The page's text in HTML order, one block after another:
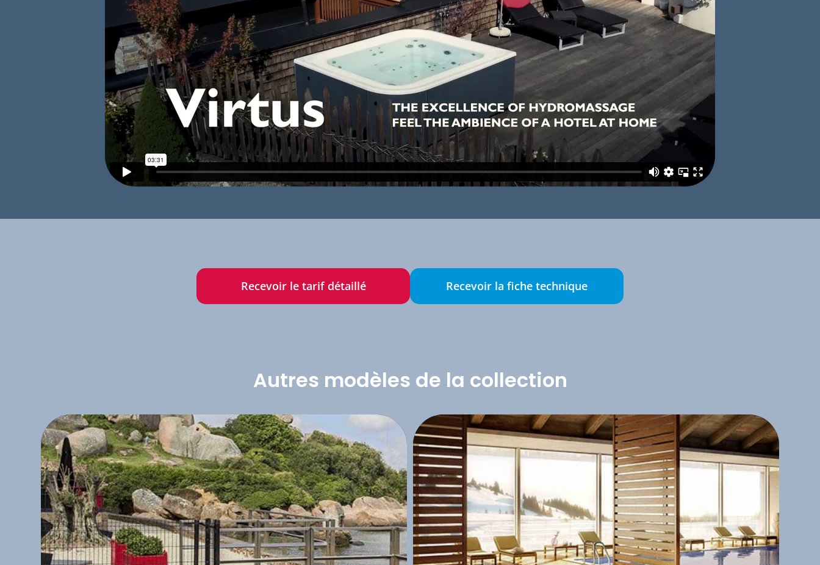
Recevoir le tarif détaillé Recevoir la fiche technique
Autres modèles de la collection